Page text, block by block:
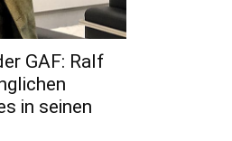
GAF: Ralf
in seinen